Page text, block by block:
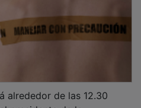
presidente de la